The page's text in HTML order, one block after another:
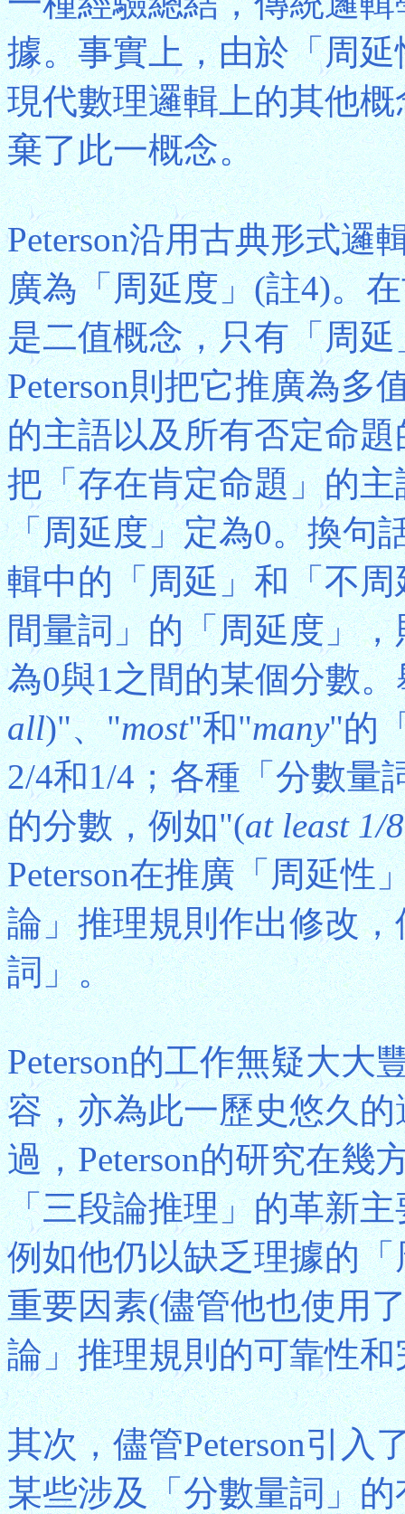
據。事實上，由於「周
現代數理邏輯上的其他
棄了此一概念。
Peterson沿用古典形式邏
廣為「周延度」(註4)。
是二值概念，只有「周
Peterson則把它推廣為多
的主語以及所有否定命
把「存在肯定命題」的
「周延度」定為0。換句
輯中的「周延」和「不
間量詞」的「周延度」
為0與1之間的某個分數
all)"、"most"和"many"的
2/4和1/4；各種「分數量
的分數，例如"(at least 1/8
Peterson在推廣「周延性
論」推理規則作出修改
詞」。
Peterson的工作無疑大大
容，亦為此一歷史悠久
過，Peterson的研究在幾
「三段論推理」的革新
例如他仍以缺乏理據的
重要因素(儘管他也使用
論」推理規則的可靠性
其次，儘管Peterson引入
某些涉及「分數量詞」